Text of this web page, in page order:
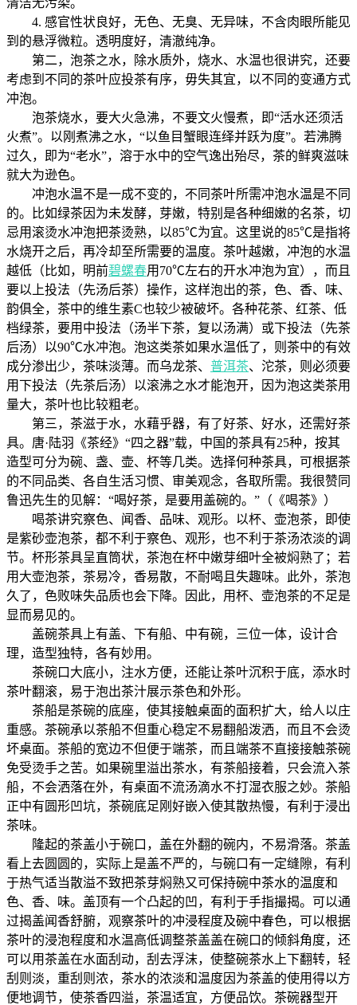
4. 感官性状良好，无色、无臭、无异味，不含肉眼所能见
到的悬浮微粒。透明度好，清澈纯净。
第二，泡茶之水，除水质外，烧水、水温也很讲究，还要
考虑到不同的茶叶应投茶有序，毋失其宜，以不同的变通方式
冲泡。
泡茶烧水，要大火急沸，不要文火慢煮，即“活水还须活
火煮”。以刚煮沸之水，“以鱼目蟹眼连绎并跃为度”。若沸腾
过久，即为“老水”，溶于水中的空气逸出殆尽，茶的鲜爽滋味
就大为逊色。
冲泡水温不是一成不变的，不同茶叶所需冲泡水温是不同
的。比如绿茶因为未发酵，芽嫩，特别是各种细嫩的名茶，切
忌用滚烫水冲泡把茶烫熟，以85℃为宜。这里说的85℃是指将
水烧开之后，再冷却至所需要的温度。茶叶越嫩，冲泡的水温
越低（比如，明前碧螺春用70℃左右的开水冲泡为宜），而且
要以上投法（先汤后茶）操作，这样泡出的茶，色、香、味、
韵俱全，茶中的维生素C也较少被破坏。各种花茶、红茶、低
档绿茶，要用中投法（汤半下茶，复以汤满）或下投法（先茶
后汤）以90℃水冲泡。泡这类茶如果水温低了，则茶中的有效
成分渗出少，茶味淡薄。而乌龙茶、 普洱茶、沱茶，则必须要
用下投法（先茶后汤）以滚沸之水才能泡开，因为泡这类茶用
量大，茶叶也比较粗老。
第三，茶滋于水，水藉乎器，有了好茶、好水，还需好茶
具。唐·陆羽《茶经》“四之器”载，中国的茶具有25种，按其
造型可分为碗、盏、壶、杯等几类。选择何种茶具，可根据茶
的不同品类、各自生活习惯、审美观念，各取所需。我很赞同
鲁迅先生的见解：“喝好茶，是要用盖碗的。”（《喝茶》）
喝茶讲究察色、闻香、品味、观形。以杯、壶泡茶，即使
是紫砂壶泡茶，都不利于察色、观形，也不利于茶汤浓淡的调
节。杯形茶具呈直筒状，茶泡在杯中嫩芽细叶全被焖熟了；若
用大壶泡茶，茶易冷，香易散，不耐喝且失趣味。此外，茶泡
久了，色败味失品质也会下降。因此，用杯、壶泡茶的不足是
显而易见的。
盖碗茶具上有盖、下有船、中有碗，三位一体，设计合
理，造型独特，各有妙用。
茶碗口大底小，注水方便，还能让茶叶沉积于底，添水时
茶叶翻滚，易于泡出茶汁展示茶色和外形。
茶船是茶碗的底座，使其接触桌面的面积扩大，给人以庄
重感。茶碗承以茶船不但重心稳定不易翻船泼洒，而且不会烫
坏桌面。茶船的宽边不但便于端茶，而且端茶不直接接触茶碗
免受烫手之苦。如果碗里溢出茶水，有茶船接着，只会流入茶
船，不会洒落在外，有桌面不流汤滴水不打湿衣服之妙。茶船
正中有圆形凹坑，茶碗底足刚好嵌入使其散热慢，有利于浸出
茶味。
隆起的茶盖小于碗口，盖在外翻的碗内，不易滑落。茶盖
看上去圆圆的，实际上是盖不严的，与碗口有一定缝隙，有利
于热气适当散溢不致把茶芽焖熟又可保持碗中茶水的温度和
色、香、味。盖顶有一个凸起的凹，有利于手指撮揭。可以通
过揭盖闻香舒腑，观察茶叶的冲浸程度及碗中春色，可以根据
茶叶的浸泡程度和水温高低调整茶盖盖在碗口的倾斜角度，还
可以用茶盖在水面刮动，刮去浮沫，使整碗茶水上下翻转，轻
刮则淡，重刮则浓，茶水的浓淡和温度因为茶盖的使用得以方
便地调节，使茶香四溢，茶温适宜，方便品饮。茶碗器型开